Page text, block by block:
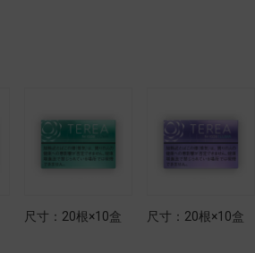
尺寸：20根×10盒 尺寸：20根×10盒